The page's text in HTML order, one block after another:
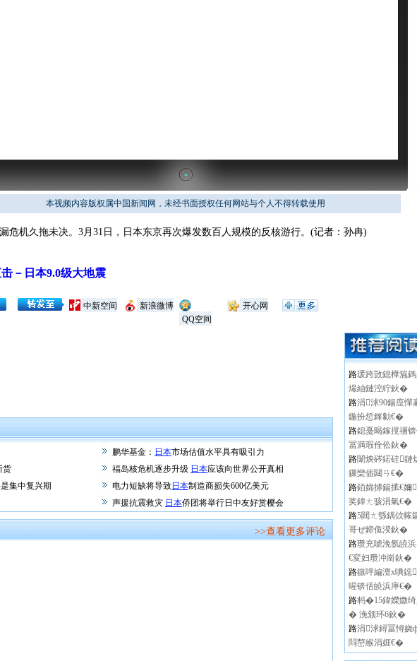
本视频内容版权属中国新闻网，未经书面授权任何网站与个人不得转载使用
机久拖未决。3月31日，日本东京再次爆发数百人规模的反核游行。(记者：孙冉)
－日本9.0级大地震
开心网
QQ空间
新浪微博
中新空间
鹏华基金： 日本市场估值水平具有吸引力
货 福岛核危机逐步升级 日本应该向世界公开真相
集中复兴期 电力短缺将导致日本制造商损失600亿美元
声援抗震救灾 日本侨团将举行日中友好赏樱会
>>查看更多评论
路瑗跨敳鎴樺箷
熶紬鏈涳紵鈥�
路涓浗90鍚庢憚
鍦扮悊鎽勨€�
路鎴戞暍鎵撹祵
冨満瑕佺伀鈥�
路闈炴硶鍩硅
鏁欒偛閮ㄢ€�
路銆婂摢鍚掋€嬭
奖鍏ㄤ骇涓氣€�
路5閮ㄤ綔鍝佽幏
哥ぜ鍗佹湀鈥�
路瓒充唬浼氬皢
€変妇瓒冲崗鈥�
路鏃呯編澶х唺鐚
暒锛佸皢浜庘€�
路杩�15鍏嬫媺
� 浼颁环6鈥�
路涓浗鐞冨憳娆
閰嶅緱涓娾€�